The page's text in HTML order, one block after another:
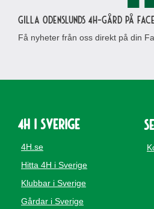
Gilla Odenslunds 4H-gård på
Få nyheter från oss direkt på din
4H i Sverige
4H.se
Hitta 4H i Sverige
Klubbar i Sverige
Gårdar i Sverige